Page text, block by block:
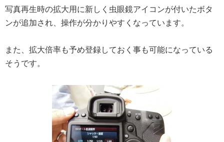
写真再生時の拡大用に新しく虫眼鏡アイコンが付いたボタ
ンが追加され、操作が分かりやすくなっています。
また、拡大倍率も予め登録しておく事も可能になっている
そうです。